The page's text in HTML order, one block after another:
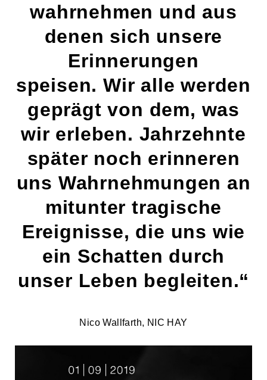
CORPORATE ART
KUNDENSTIMMEN
REFERENZEN
KONTAKT
wahrnehmen und aus
denen sich unsere
Erinnerungen
speisen. Wir alle werden
geprägt von dem, was
wir erleben. Jahrzehnte
später noch erinneren
uns Wahrnehmungen an
mitunter tragische
Ereignisse, die uns wie
ein Schatten durch
unser Leben begleiten.“
Nico Wallfarth, NIC HAY